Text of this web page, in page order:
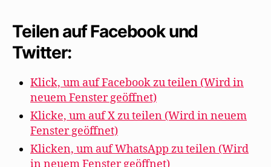
Teilen auf Facebook und
Twitter:
Klick, um auf Facebook zu teilen (Wird in
neuem Fenster geöffnet)
Klicke, um auf X zu teilen (Wird in neuem
Fenster geöffnet)
Klicken, um auf WhatsApp zu teilen (Wird
in neuem Fenster geöffnet)